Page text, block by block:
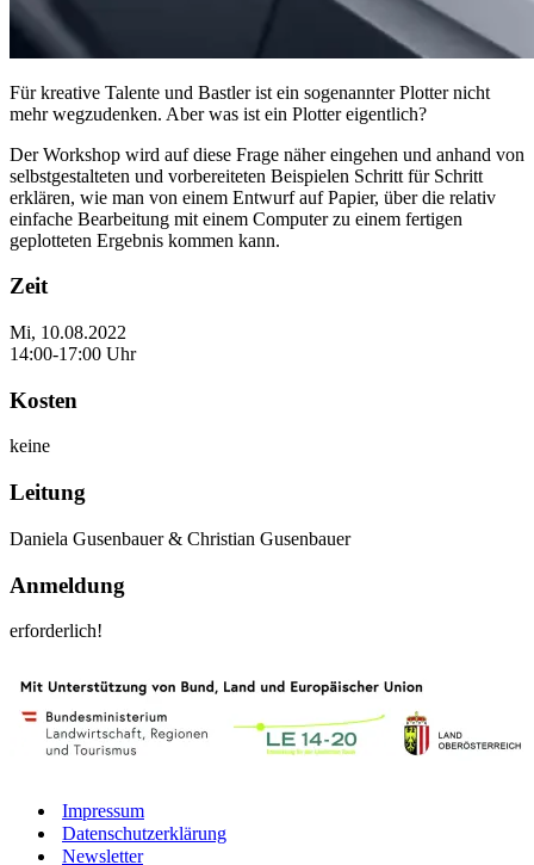
Für kreative Talente und Bastler ist ein sogenannter Plotter nicht
mehr wegzudenken. Aber was ist ein Plotter eigentlich?
Der Workshop wird auf diese Frage näher eingehen und anhand von
selbstgestalteten und vorbereiteten Beispielen Schritt für Schritt
erklären, wie man von einem Entwurf auf Papier, über die relativ
einfache Bearbeitung mit einem Computer zu einem fertigen
geplotteten Ergebnis kommen kann.
Zeit
Mi, 10.08.2022
14:00-17:00 Uhr
Kosten
keine
Leitung
Daniela Gusenbauer & Christian Gusenbauer
Anmeldung
erforderlich!
Impressum
Datenschutzerklärung
Newsletter